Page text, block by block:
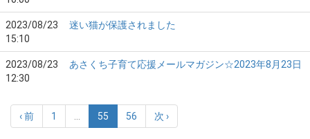
2023/08/23
15:10
迷い猫が保護されました
2023/08/23
12:30
あさくち子育て応援メールマガジン☆2023年8月23日
‹ 前 1 55 56 次 ›